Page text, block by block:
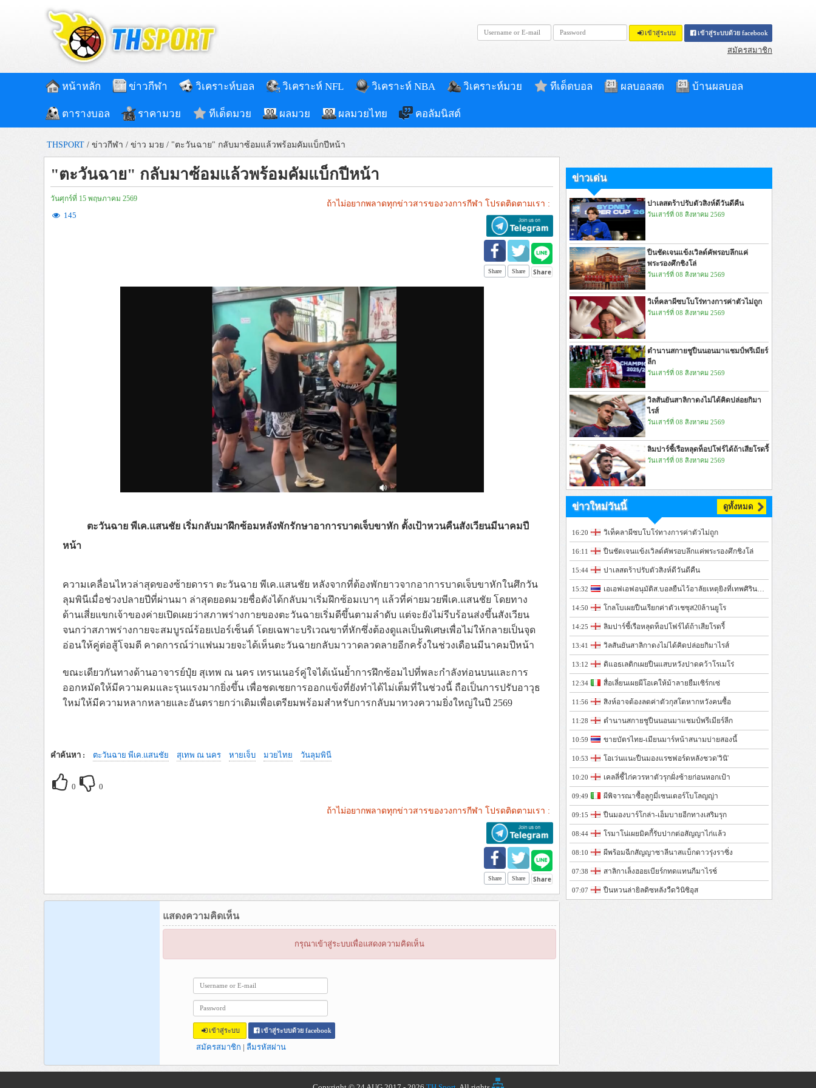
เข้าสู่ระบบ เข้าสู่ระบบด้วย facebook
สมัครสมาชิก
หน้าหลัก ข่าวกีฬา วิเคราะห์บอล วิเคราะห์ NFL วิเคราะห์ NBA วิเคราะห์มวย ทีเด็ดบอล ผลบอลสด บ้านผลบอล
ตารางบอล ราคามวย ทีเด็ดมวย ผลมวย ผลมวยไทย คอลัมนิสต์
THSPORT / ข่าวกีฬา / ข่าว มวย / "ตะวันฉาย" กลับมาซ้อมแล้วพร้อมคัมแบ็กปีหน้า
"ตะวันฉาย" กลับมาซ้อมแล้วพร้อมคัมแบ็กปีหน้า
วันศุกร์ที่ 15 พฤษภาคม 2569
145
ถ้าไม่อยากพลาดทุกข่าวสารของวงการกีฬา โปรดติดตามเรา :
Share Share
ตะวันฉาย พีเค.แสนชัย เริ่มกลับมาฝึกซ้อมหลังพักรักษาอาการบาดเจ็บขาหัก ตั้งเป้าหวนคืนสังเวียนมีนาคมปี
หน้า
ความเคลื่อนไหวล่าสุดของซ้ายดารา ตะวันฉาย พีเค.แสนชัย หลังจากที่ต้องพักยาวจากอาการบาดเจ็บขาหักในศึกวัน
ลุมพินีเมื่อช่วงปลายปีที่ผ่านมา ล่าสุดยอดมวยชื่อดังได้กลับมาเริ่มฝึกซ้อมเบาๆ แล้วที่ค่ายมวยพีเค.แสนชัย โดยทาง
ด้านเสี่ยแขกเจ้าของค่ายเปิดเผยว่าสภาพร่างกายของตะวันฉายเริ่มดีขึ้นตามลำดับ แต่จะยังไม่รีบร้อนส่งขึ้นสังเวียน
จนกว่าสภาพร่างกายจะสมบูรณ์ร้อยเปอร์เซ็นต์ โดยเฉพาะบริเวณขาที่หักซึ่งต้องดูแลเป็นพิเศษเพื่อไม่ให้กลายเป็นจุด
อ่อนให้คู่ต่อสู้โจมตี คาดการณ์ว่าแฟนมวยจะได้เห็นตะวันฉายกลับมาวาดลวดลายอีกครั้งในช่วงเดือนมีนาคมปีหน้า
ขณะเดียวกันทางด้านอาจารย์ปุ๋ย สุเทพ ณ นคร เทรนเนอร์คู่ใจได้เน้นย้ำการฝึกซ้อมไปที่พละกำลังท่อนบนและการ
ออกหมัดให้มีความคมและรุนแรงมากยิ่งขึ้น เพื่อชดเชยการออกแข้งที่ยังทำได้ไม่เต็มที่ในช่วงนี้ ถือเป็นการปรับอาวุธ
ใหม่ให้มีความหลากหลายและอันตรายกว่าเดิมเพื่อเตรียมพร้อมสำหรับการกลับมาทวงความยิ่งใหญ่ในปี 2569
คำค้นหา : ตะวันฉาย พีเค.แสนชัย สุเทพ ณ นคร หายเจ็บ มวยไทย วันลุมพินี
0 0
ถ้าไม่อยากพลาดทุกข่าวสารของวงการกีฬา โปรดติดตามเรา :
Share Share
แสดงความคิดเห็น
กรุณาเข้าสู่ระบบเพื่อแสดงความคิดเห็น
เข้าสู่ระบบ เข้าสู่ระบบด้วย facebook
สมัครสมาชิก | ลืมรหัสผ่าน
ข่าวเด่น
ปาเลสตร้าปรับตัวสิงห์ดีวันดีคืน
วันเสาร์ที่ 08 สิงหาคม 2569
ปืนชัดเจนแข้งเวิลด์คัพรอบลึกแค่
พระรองศึกชิงโล่
วันเสาร์ที่ 08 สิงหาคม 2569
วิเท็คลาผีซบโบโร่ทางการค่าตัวไม่ถูก
วันเสาร์ที่ 08 สิงหาคม 2569
ตำนานสกายชูปืนนอนมาแชมป์พรีเมียร์
ลีก
วันเสาร์ที่ 08 สิงหาคม 2569
วิลสันยันสาลิกาดงไม่ได้คิดปล่อยกิมา
ไรส์
วันเสาร์ที่ 08 สิงหาคม 2569
ลิมปาร์ชี้เรือหลุดท็อปโฟร์ได้ถ้าเสียโรดรี้
วันเสาร์ที่ 08 สิงหาคม 2569
ข่าวใหม่วันนี้ ดูทั้งหมด
16:20 วิเท็คลาผีซบโบโร่ทางการค่าตัวไม่ถูก
16:11 ปืนชัดเจนแข้งเวิลด์คัพรอบลึกแค่พระรองศึกชิงโล่
15:44 ปาเลสตร้าปรับตัวสิงห์ดีวันดีคืน
15:32 เอเอฟเอฟอนุมัติส.บอลยืนไว้อาลัยเหตุยิงที่เทพศิรินทร์นนฯ
14:50 โกลโบเผยปืนเรียกค่าตัวเชซุส20ล้านยูโร
14:25 ลิมปาร์ชี้เรือหลุดท็อปโฟร์ได้ถ้าเสียโรดรี้
13:41 วิลสันยันสาลิกาดงไม่ได้คิดปล่อยกิมาไรส์
13:12 ดิแอธเลติกเผยปืนแสบหวังปาดคว้าโรเมโร่
12:34 สื่อเลี่ยนเผยผีโอเคให้ม้าลายยืมเซิร์กเซ่
11:56 สิงห์อาจต้องลดค่าตัวกุสโตหากหวังคนซื้อ
11:28 ตำนานสกายชูปืนนอนมาแชมป์พรีเมียร์ลีก
10:59 ขายบัตรไทย-เมียนมาร์หน้าสนามบ่ายสองนี้
10:53 โอเว่นแนะปืนมองแรชฟอร์ดหลังชวด'วินิ'
10:20 เคลลี่ชี้ไก่ควรหาตัวรุกฝั่งซ้ายก่อนหอกเป้า
09:49 ผีพิจารณาซื้อลูกูมี่เซนเตอร์โบโลญญ่า
09:15 ปืนมองบาร์โกล่า-เอ็มบายอีกทางเสริมรุก
08:44 โรมาโน่เผยมิคกี้รับปากต่อสัญญาไก่แล้ว
08:10 ผีพร้อมฉีกสัญญาซาลีนาสแบ็กดาวรุ่งราซิ่ง
07:38 สาลิกาเล็งฮอยเบียร์กทดแทนกีมาไรช์
07:07 ปืนหวนล่ายิลดิซหลังวืดวินิซิอุส